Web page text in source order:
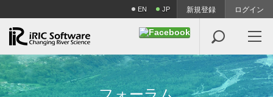
EN JP 新規登録 ログイン

フ ォ ーラム